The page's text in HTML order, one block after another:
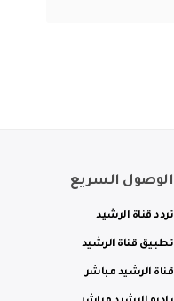
الوصول السريع
تردد قناة الرشيد
تطبيق قناة الرشيد
قناة الرشيد مباشر